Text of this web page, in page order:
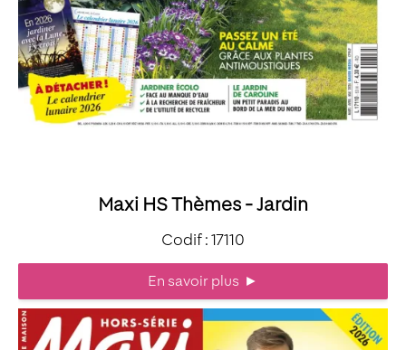
Maxi HS Thèmes - Jardin
Codif : 17110
En savoir plus ►